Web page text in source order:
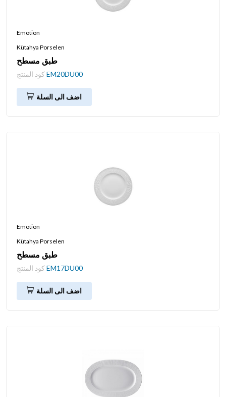
Emotion
Kütahya Porselen
طبق مسطح
EM20DU00
اضف الى السلة
Emotion
Kütahya Porselen
طبق مسطح
EM17DU00
اضف الى السلة